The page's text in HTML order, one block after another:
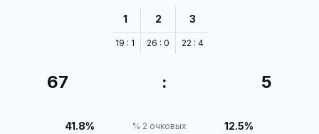
1
19 : 1
2
26 : 0
3
22 : 4
67 : 5
41.8% % 2 очковых 12.5%